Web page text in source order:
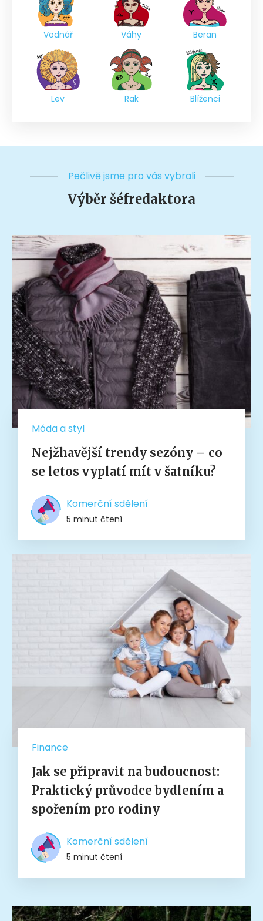
Vodnář Váhy Beran
Lev Rak Blíženci
Pečlivě jsme pro vás vybrali
Výběr šéfredaktora
Móda a styl
Nejžhavější trendy sezóny – co
se letos vyplatí mít v šatníku?
Komerční sdělení
5 minut čtení
Finance
Jak se připravit na budoucnost:
Praktický průvodce bydlením a
spořením pro rodiny
Komerční sdělení
5 minut čtení